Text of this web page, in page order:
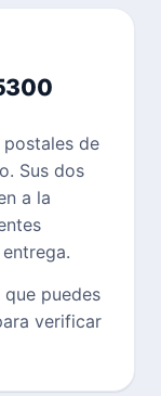
de
Sus dos
a la
que puedes
verificar